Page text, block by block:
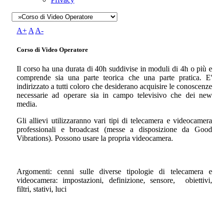
A+ A A-
Corso di Video Operatore
Il corso ha una durata di 40h suddivise in moduli di 4h o più e
comprende sia una parte teorica che una parte pratica. E'
indirizzato a tutti coloro che desiderano acquisire le conoscenze
necessarie ad operare sia in campo televisivo che dei new
media.
Gli allievi utilizzaranno vari tipi di telecamera e videocamera
professionali e broadcast (messe a disposizione da Good
Vibrations). Possono usare la propria videocamera.
Argomenti: cenni sulle diverse tipologie di telecamera e
videocamera: impostazioni, definizione, sensore, obiettivi,
filtri, stativi, luci